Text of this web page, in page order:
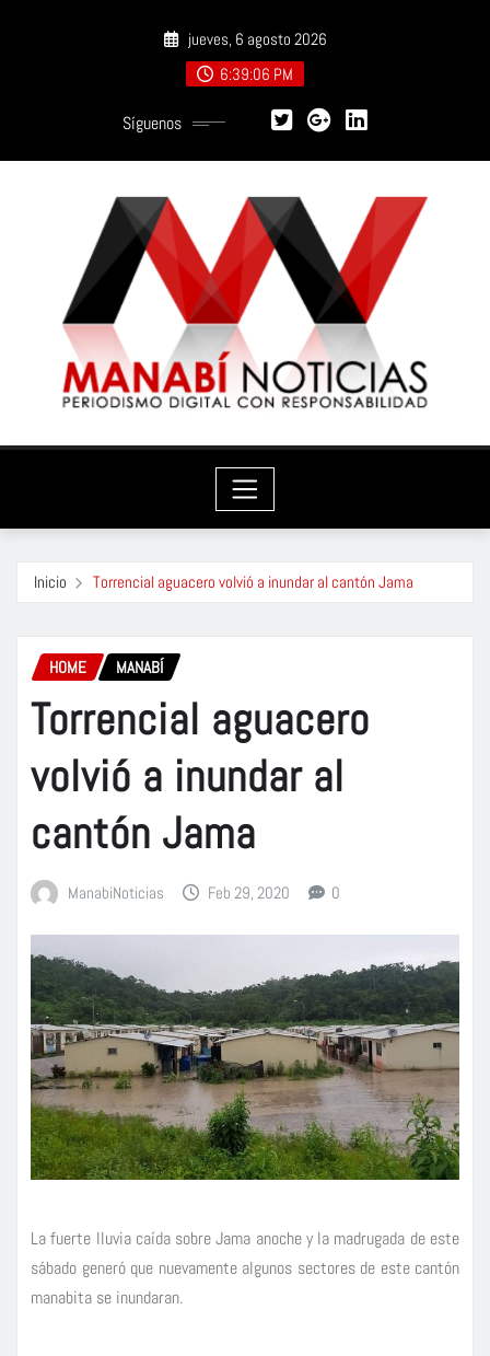
jueves, 6 agosto 2026
6:39:07 PM
Síguenos
Inicio Torrencial aguacero volvió a inundar al cantón Jama
HOME MANABÍ
Torrencial aguacero
volvió a inundar al
cantón Jama
ManabiNoticias Feb 29, 2020 0
La fuerte lluvia caída sobre Jama anoche y la madrugada de este
sábado generó que nuevamente algunos sectores de este cantón
manabita se inundaran.